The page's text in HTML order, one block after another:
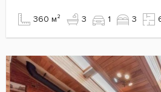
360 м² 3 1 3